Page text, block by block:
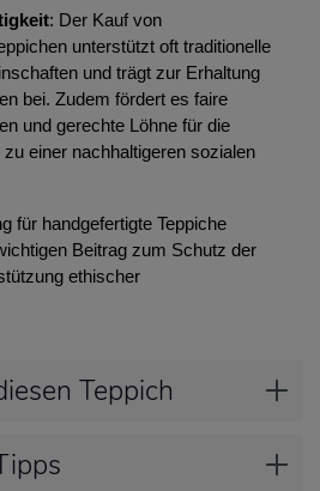
: Der Kauf von
unterstützt oft traditionelle
und trägt zur Erhaltung
bei. Zudem fördert es faire
und gerechte Löhne für die
einer nachhaltigeren sozialen
für handgefertigte Teppiche
Beitrag zum Schutz der
ethischer
Teppich